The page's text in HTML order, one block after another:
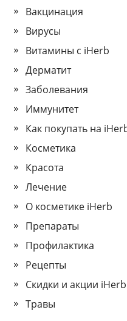
Вакцинация
Вирусы
Витамины с iHerb
Дерматит
Заболевания
Иммунитет
Как покупать на
Косметика
Красота
Лечение
О косметике iHerb
Препараты
Профилактика
Рецепты
Скидки и акции iHerb
Травы